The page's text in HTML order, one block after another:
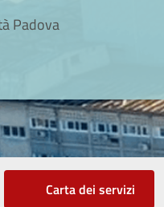
Padova
Carta dei servizi